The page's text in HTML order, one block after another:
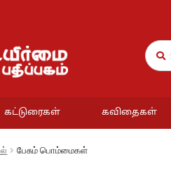
Search
for:
Search
கட்டுரைகள் கவிதைகள்
பேசும் பொம்மைகள்